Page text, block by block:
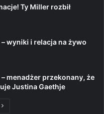
Ty Miller rozbił
wyniki i relacja na żywo
menadżer przekonany, że
Justina Gaethje
Następna